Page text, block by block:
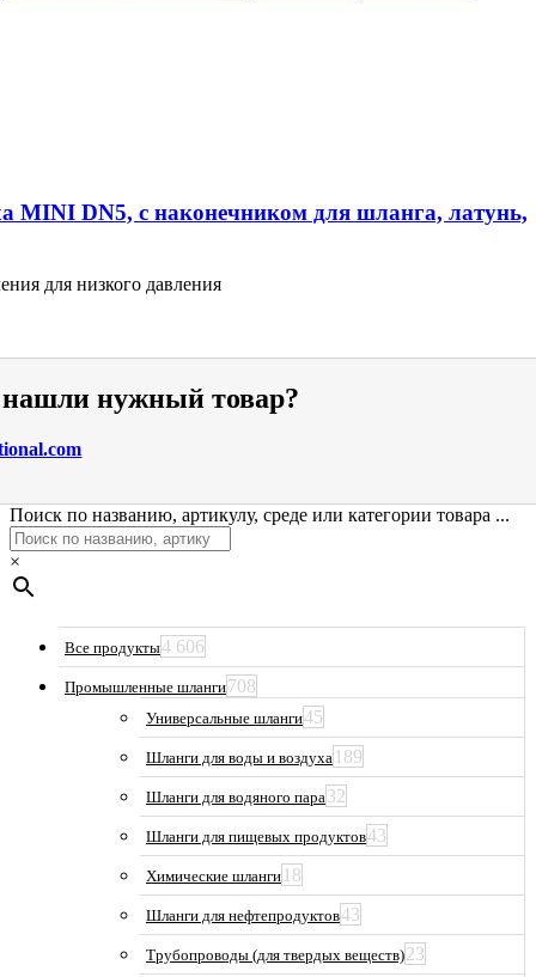
MINI DN5, с наконечником для шланга, латунь,
для низкого давления
нужный товар?
Поиск по названию, артикулу, среде или категории товара ...
×
Все продукты4 606
Промышленные шланги708
Универсальные шланги45
Шланги для воды и воздуха 189
Шланги для водяного пара32
Шланги для пищевых продуктов43
Химические шланги 18
Шланги для нефтепродуктов43
Трубопроводы (для твердых веществ)23